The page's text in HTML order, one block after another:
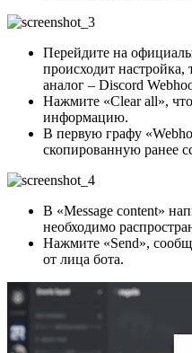
Перейдите на
происходит настройка,
аналог – Discord
Нажмите «Clear all»,
информацию.
В первую графу
скопированную ранее
В «Message content»
необходимо
Нажмите «Send»,
от лица бота.